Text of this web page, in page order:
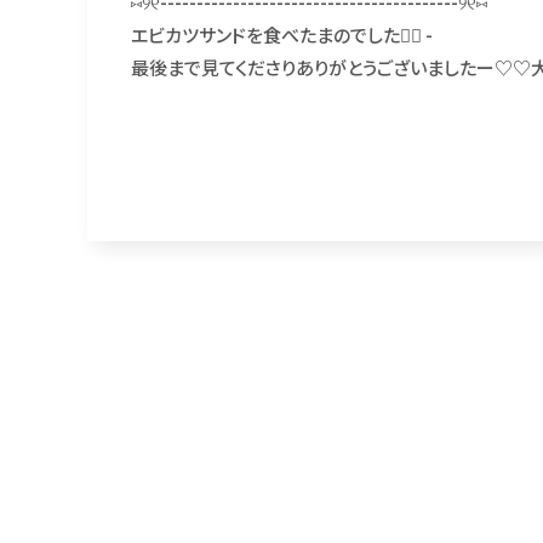
エビカツサンドを食べたまのでした👍🏻 -
最後まで見てくださりありがとうございましたー♡♡